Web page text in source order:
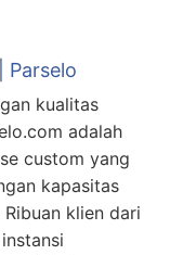
Parselo
kualitas
adalah
custom yang
kapasitas
klien dari